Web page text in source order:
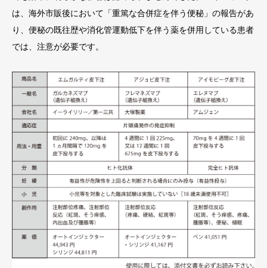
は、海外市販後において「重篤な合併症を伴う便秘」の報告があ
り、便秘の既往歴や消化管運動低下を伴う薬を併用している患者
では、注意が必要です。